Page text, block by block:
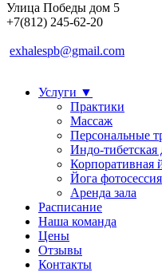
Улица Победы дом 5
+7(812) 245-62-20
exhalespb@gmail.com
Услуги ▼
Практики
Массаж
Персональные
Индо-тибетская
Корпоративная
Йога фотосессия
Аренда зала
Расписание
Наша команда
Цены
Отзывы
Контакты